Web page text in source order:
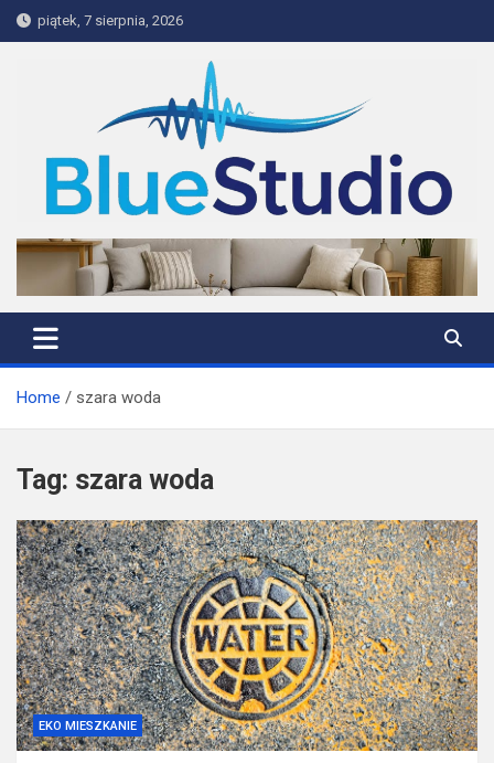
Skip
to
piątek, 7 sierpnia, 2026
BlueStudio
Home szara woda
Tag: szara woda
EKO MIESZKANIE